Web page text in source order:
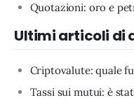
Quotazioni: oro e
Ultimi articoli di
Criptovalute: quale
Tassi sui mutui: è